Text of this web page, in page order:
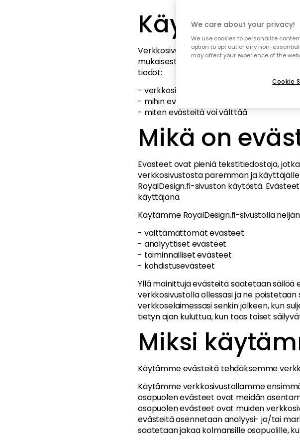
Käytämme
Verkkosivustomme hyödyntää evästeitä.
mukaisesti kaikille, jotka käyvät
tiedot:
- verkkosivusto käyttää evästeitä
- mihin evästeitä käytetään
- miten evästeitä voi välttää
Mikä on
Evästeet ovat pieniä tekstitiedostoja,
verkkosivustosta paremman ja
RoyalDesign.fi-sivuston käytöstä.
käyttäjänä.
Käytämme RoyalDesign.fi-sivustolla
- välttämättömät evästeet
- analyyttiset evästeet
- toiminnalliset evästeet
- kohdistusevästeet
Yllä mainittuja evästeitä saatetaan säilöä
verkkosivustolla ollessasi ja ne
verkkoselaimessasi senkin jälkeen, kun
tietyn ajan kuluttua, kun taas toiset
Miksi
Käytämme evästeitä tehdäksemme
Käytämme verkkosivustollamme
osapuolen evästeet ovat meidän
osapuolen evästeet ovat muiden
evästeitä asennetaan analyysi- ja/tai
saatetaan jakaa kolmansille osapuolille,
We care about your privacy!
We use cookies to personalize
option to opt out of any non-
may affect your experience of the
Cookie